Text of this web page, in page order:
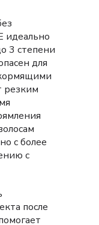
идеально
3 степени
для
резким
с более
с
после